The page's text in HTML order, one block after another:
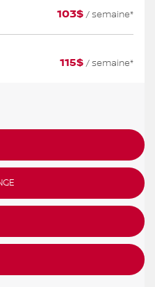
103$ / semaine*
115$ / semaine*